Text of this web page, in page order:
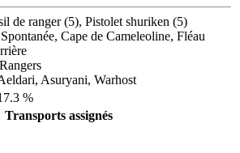
de ranger (5), Pistolet shuriken (5)
Cape de Cameleoline, Fléau
Asuryani, Warhost
%
Transports assignés